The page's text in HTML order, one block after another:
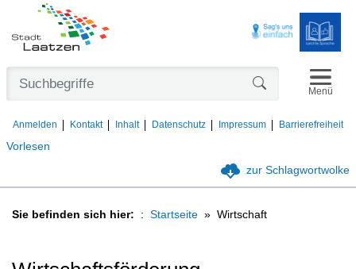
Vorlesen
Anmelden Kontakt Inhalt Datenschutz Impressum Barrierefreiheit
Menü
zur Schlagwortwolke
Sie befinden sich hier: Startseite Wirtschaft